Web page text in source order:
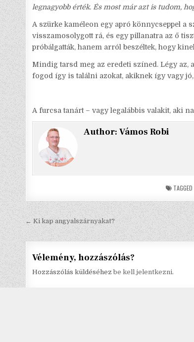
legnagyobb érték. És most már azt is tudom,
A szürke kaméleon egy apró könnycseppel a
visszamosolygott rá, és egy pillanatra az ő
próbálgatták, hanem arról beszéltek, hogy
Mindig tarsd meg az eredeti színed. Légy az,
fogod így is találni azokat, akiknek így vagy jó,
A furcsa tanárt – vagy legalábbis valakit, aki
Author:Vámos Robi
TAGGED
Bejegyzés
navigáció
← Ki kap angyalszárnyakat?
Vélemény, hozzászólás?
Hozzászólás küldéséhezbe kell jelentkezni.